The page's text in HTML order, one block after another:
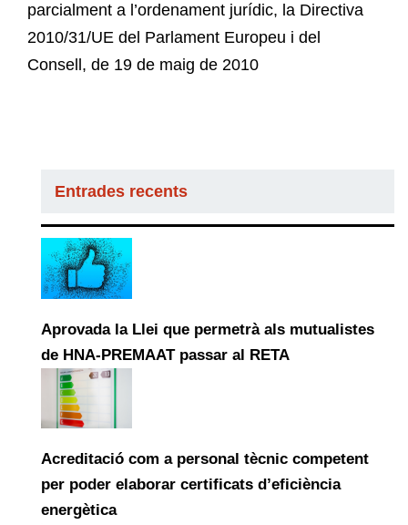
parcialment a l’ordenament jurídic, la Directiva
2010/31/UE del Parlament Europeu i del
Consell, de 19 de maig de 2010
Entrades recents
Aprovada la Llei que permetrà als mutualistes
de HNA-PREMAAT passar al RETA
Acreditació com a personal tècnic competent
per poder elaborar certificats d’eficiència
energètica